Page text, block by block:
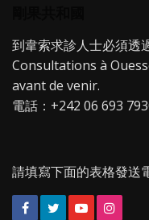
到韋索求診人士必須透
Consultations à
avant de venir.
電話：+242 06 693
請填寫下面的表格發送
FacebookTwitterYouTube